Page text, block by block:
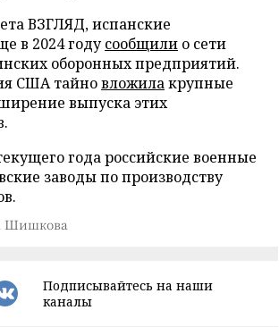
ВЗГЛЯД, испанские
в 2024 годусообщили о сети
оборонных предприятий.
США тайновложилакрупные
выпуска этих
года российские военные
заводы по производству
Шишкова
Подписывайтесь на наши
каналы